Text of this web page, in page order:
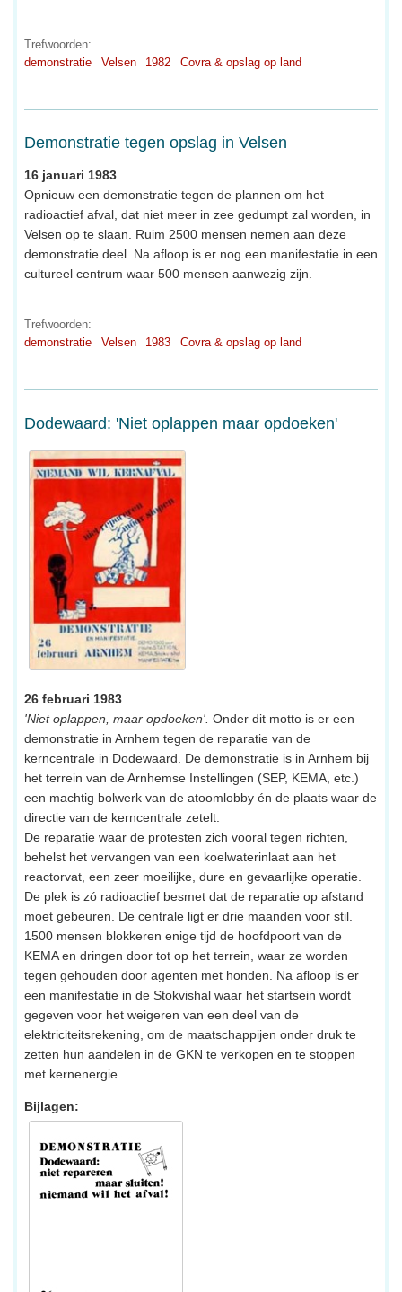
Trefwoorden:
demonstratie
Velsen 1982 Covra & opslag op land
Demonstratie tegen opslag in Velsen
16 januari 1983
Opnieuw een demonstratie tegen de plannen om het
radioactief afval, dat niet meer in zee gedumpt zal worden, in
Velsen op te slaan. Ruim 2500 mensen nemen aan deze
demonstratie deel. Na afloop is er nog een manifestatie in een
cultureel centrum waar 500 mensen aanwezig zijn.
Trefwoorden:
demonstratie
Velsen 1983 Covra & opslag op land
Dodewaard: 'Niet oplappen maar opdoeken'
26 februari 1983
'Niet oplappen, maar opdoeken'. Onder dit motto is er een
demonstratie in Arnhem tegen de reparatie van de
kerncentrale in Dodewaard. De demonstratie is in Arnhem bij
het terrein van de Arnhemse Instellingen (SEP, KEMA, etc.)
een machtig bolwerk van de atoomlobby én de plaats waar de
directie van de kerncentrale zetelt.
De reparatie waar de protesten zich vooral tegen richten,
behelst het vervangen van een koelwaterinlaat aan het
reactorvat, een zeer moeilijke, dure en gevaarlijke operatie.
De plek is zó radioactief besmet dat de reparatie op afstand
moet gebeuren. De centrale ligt er drie maanden voor stil.
1500 mensen blokkeren enige tijd de hoofdpoort van de
KEMA en dringen door tot op het terrein, waar ze worden
tegen gehouden door agenten met honden. Na afloop is er
een manifestatie in de Stokvishal waar het startsein wordt
gegeven voor het weigeren van een deel van de
elektriciteitsrekening, om de maatschappijen onder druk te
zetten hun aandelen in de GKN te verkopen en te stoppen
met kernenergie.
Bijlagen: